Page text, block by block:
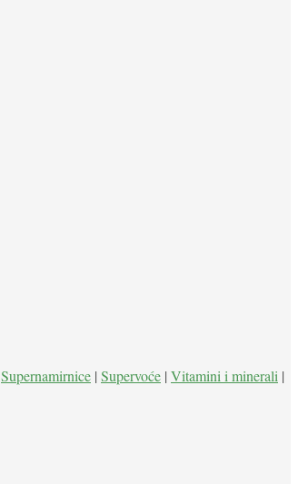
Supernamirnice | Supervoće | Vitamini i minerali |